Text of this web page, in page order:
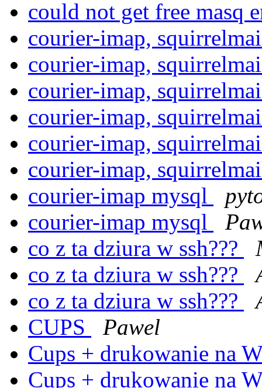
could not get free masq
courier-imap,
courier-imap,
courier-imap,
courier-imap,
courier-imap,
courier-imap,
courier-imap mysql
courier-imap mysql
co z ta dziura w ssh???
co z ta dziura w ssh???
co z ta dziura w ssh???
CUPS
Pawel
Cups + drukowanie na
Cups + drukowanie na